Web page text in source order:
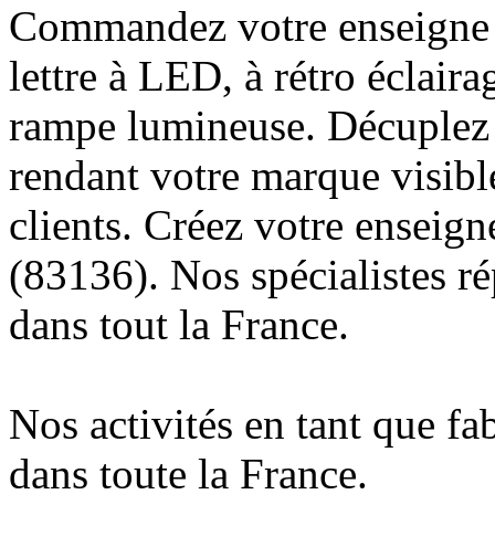
Commandez votre
lettre à LED, à rétro
rampe lumineuse.
rendant votre marque
clients. Créez votre
(83136). Nos spécialistes
dans tout la France.
Nos activités en tant que
dans toute la France.